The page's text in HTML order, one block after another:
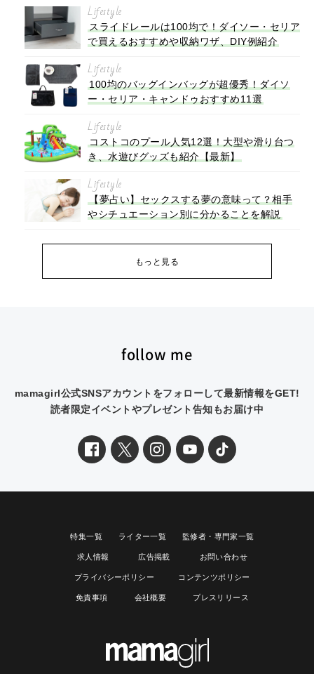
Lifestyle
スライドレールは100均で！ダイソー・セリア
で買えるおすすめや収納ワザ、DIY例紹介
Lifestyle
100均のバッグインバッグが超優秀！ダイソ
ー・セリア・キャンドゥおすすめ11選
Lifestyle
コストコのプール人気12選！大型や滑り台つ
き、水遊びグッズも紹介【最新】
Lifestyle
【夢占い】セックスする夢の意味って？相手
やシチュエーション別に分かることを解説
もっと見る
follow me
mamagirl公式SNSアカウントをフォローして最新情報をGET!
読者限定イベントやプレゼント告知もお届け中
特集一覧 ライター一覧 監修者・専門家一覧
求人情報 広告掲載 お問い合わせ
プライバシーポリシー コンテンツポリシー
免責事項 会社概要 プレスリリース